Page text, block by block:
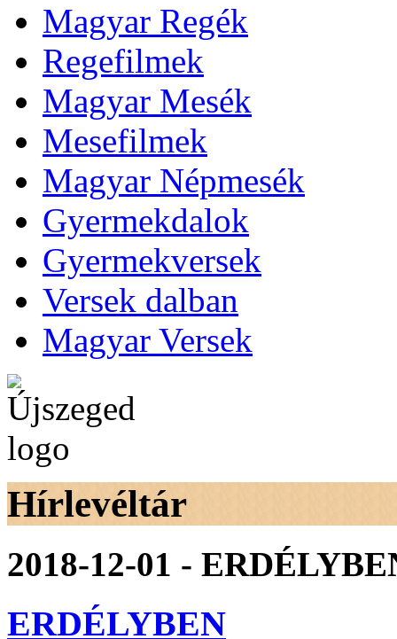
Magyar Regék
Regefilmek
Magyar Mesék
Mesefilmek
Magyar Népmesék
Gyermekdalok
Gyermekversek
Versek dalban
Magyar Versek
Hírlevéltár
2018-12-01 -
ERDÉLYBEN